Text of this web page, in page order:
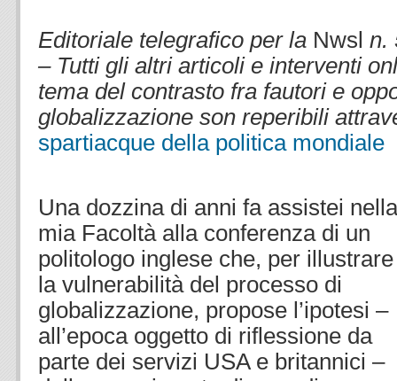
Editoriale telegrafico per la Nwsl n.
– Tutti gli altri articoli e interventi
tema del contrasto fra fautori e
globalizzazione son reperibili
spartiacque della politica mondiale
Una dozzina di anni fa assistei nella
mia Facoltà alla conferenza di un
politologo inglese che, per illustrare
la vulnerabilità del processo di
globalizzazione, propose l’ipotesi –
all’epoca oggetto di riflessione da
parte dei servizi USA e britannici –